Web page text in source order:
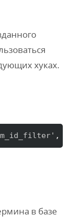
хуках.
,
в базе